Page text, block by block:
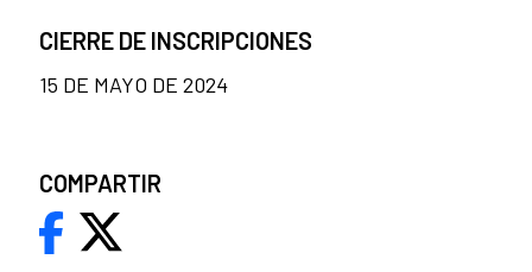
CIERRE DE INSCRIPCIONES
15 DE MAYO DE 2024
COMPARTIR